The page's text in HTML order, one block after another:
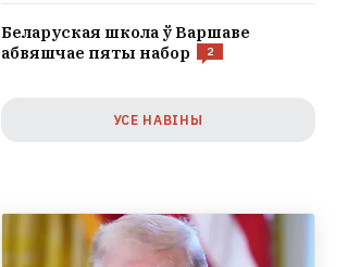
Беларуская школа ў Варшаве
абвяшчае пяты набор
2
УСЕ НАВІНЫ